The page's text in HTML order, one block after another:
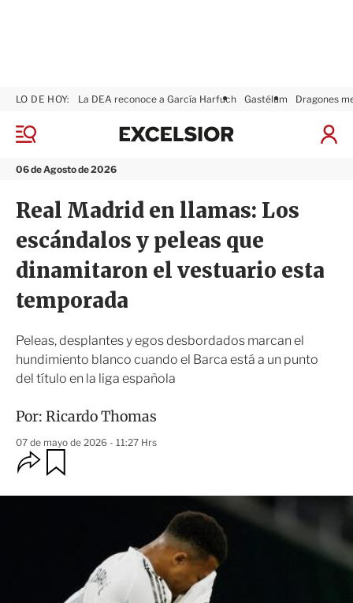
M
n
06 de Agosto de 2026
LO DE HOY: La DEA reconoce a García Harfuch Gastélum Dragones
I
x
i
r
Real Madrid en llamas: Los
escándalos y peleas que
dinamitaron el vestuario esta
temporada
Peleas, desplantes y egos desbordados marcan el
hundimiento blanco cuando el Barca está a un punto
del título en la liga española
Por: Ricardo Thomas
07 de mayo de 2026 - 11:27 Hrs
O
p
i
r